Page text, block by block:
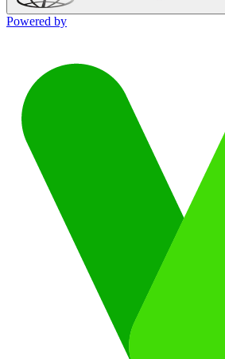
Powered by